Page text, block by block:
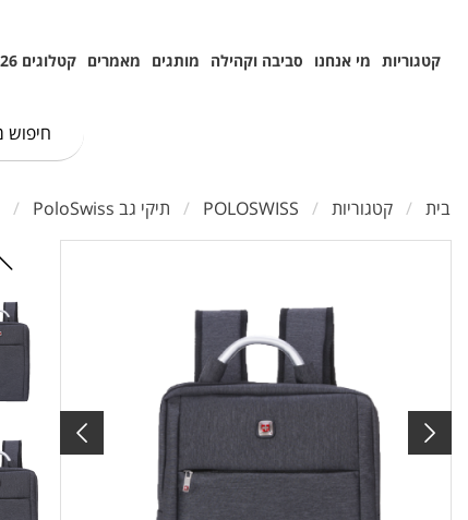
קטגוריות מי אנחנו סביבה וקהילה מותגים מאמרים קטלוגים 2026
בית קטגוריות POLOSWISS תיקי גב PoloSwiss